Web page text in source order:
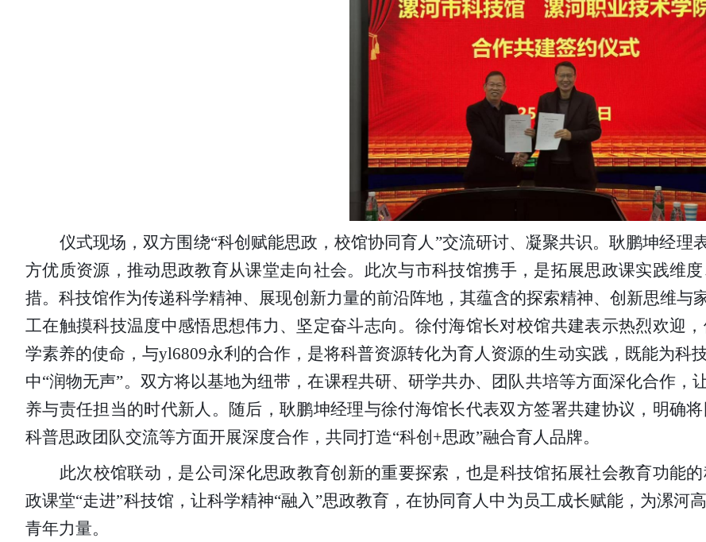
仪式现场，双方围绕“科创赋能思政，校馆协同育人 ”交流研讨、凝聚共识。耿鹏坤经理
方优质资源 ，推动思政教育从课堂走向社会。 此次与市科技馆携手，是拓展思政课实践维
措。科技馆作为传递科学精神、展现创新力量的前沿阵地，其蕴含的探索精神、创新思维与
工在触摸科技温度中感悟思想伟力、坚定奋斗志向。徐付海馆长对校馆共建表示热烈欢迎
学素养的使命，与yl6809永利的合作，是将科普资源转化为育人资源的生动实践，既能为科
中“润物无声”。双方将以基地为纽带，在课程共研、研学共办、团队共培等方面深化合作，
养与责任担当的时代新人。随后，耿鹏坤经理与徐付海馆长代表双方签署共建协议，明确
科普思政团队交流等方面开展深度合作，共同打造“科创+思政”融合育人品牌。
此次校馆联动，是公司深化思政教育创新的重要探索，也是科技馆拓展社会教育功能
政课堂“走进”科技馆，让科学精神“融入”思政教育，在协同育人中为员工成长赋能，为漯河
青年力量。